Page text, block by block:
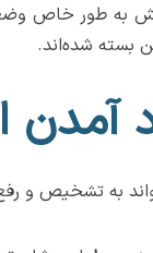
به طور خاص
بسته شده‌اند.
71